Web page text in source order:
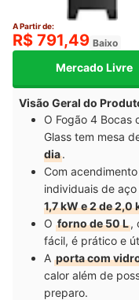
A Partir de:
R$ 791,49 Baixo
Mercado Livre
Visão Geral do
O Fogão 4 Bocas
Glass tem mesa
dia.
Com
individuais de
1,7 kW e 2 de 2,0
O forno de 50 L,
fácil, é prático e
A porta com
calor além de
preparo.